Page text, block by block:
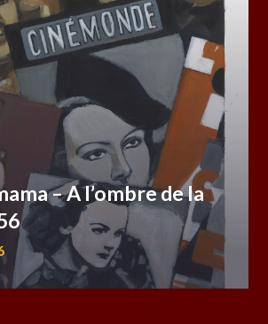
– A l’ombre de la